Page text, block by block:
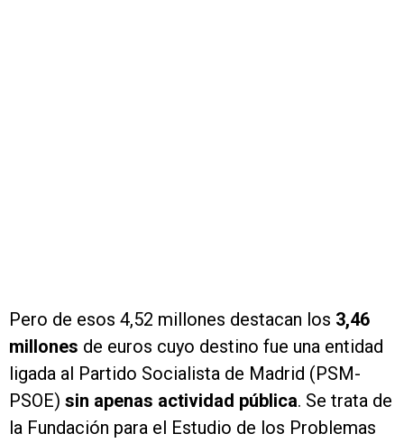
Pero de esos 4,52 millones destacan los 3,46
millones de euros cuyo destino fue una entidad
ligada al Partido Socialista de Madrid (PSM-
PSOE) sin apenas actividad pública. Se trata de
la Fundación para el Estudio de los Problemas